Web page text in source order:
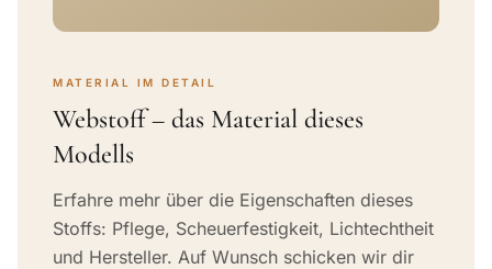
MATERIAL IM DETAIL
Webstoff – das Material dieses
Modells
Erfahre mehr über die Eigenschaften dieses
Stoffs: Pflege, Scheuerfestigkeit, Lichtechtheit
und Hersteller. Auf Wunsch schicken wir dir